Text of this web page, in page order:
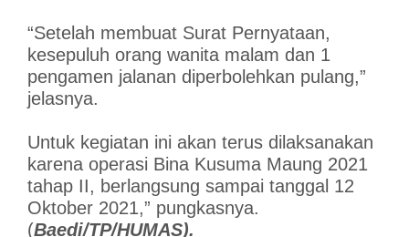
“Setelah membuat Surat Pernyataan,
kesepuluh orang wanita malam dan 1
pengamen jalanan diperbolehkan pulang,”
jelasnya.
Untuk kegiatan ini akan terus dilaksanakan
karena operasi Bina Kusuma Maung 2021
tahap II, berlangsung sampai tanggal 12
Oktober 2021,” pungkasnya.
(Baedi/TP/HUMAS).